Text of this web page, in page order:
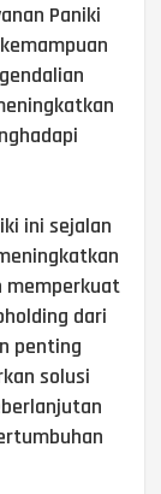
Paniki
ini sejalan
memperkuat
dari
penting
solusi